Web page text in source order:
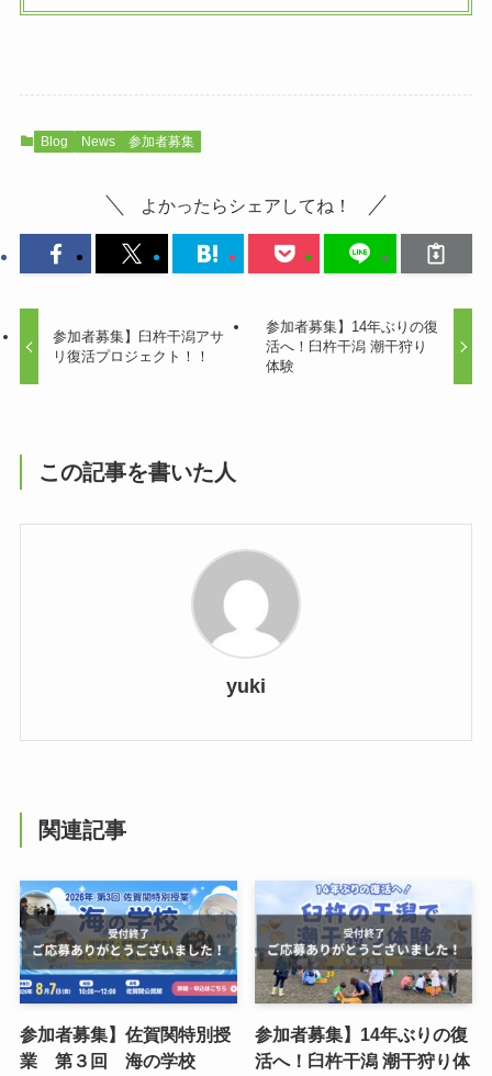
Blog News 参加者募集
よかったらシェアしてね！
参加者募集】臼杵干潟アサ
リ復活プロジェクト！！
参加者募集】14年ぶりの復
活へ！臼杵干潟 潮干狩り
体験
この記事を書いた人
yuki
関連記事
参加者募集】佐賀関特別授
業 第３回 海の学校
参加者募集】14年ぶりの復
活へ！臼杵干潟 潮干狩り体